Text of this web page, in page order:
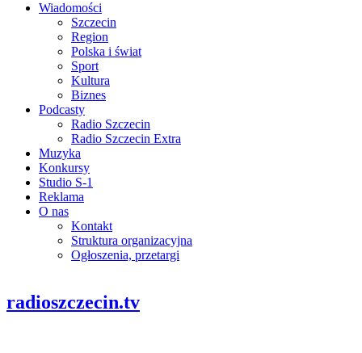
Wiadomości
Szczecin
Region
Polska i świat
Sport
Kultura
Biznes
Podcasty
Radio Szczecin
Radio Szczecin Extra
Muzyka
Konkursy
Studio S-1
Reklama
O nas
Kontakt
Struktura organizacyjna
Ogłoszenia, przetargi
radioszczecin.tv